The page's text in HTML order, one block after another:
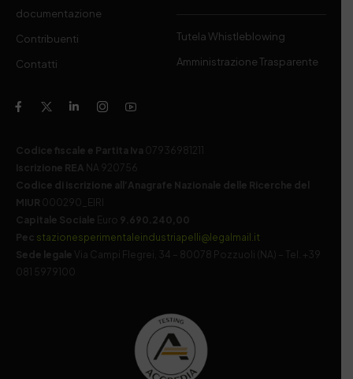
documentazione
Contribuenti
Contatti
Tutela Whistleblowing
Amministrazione Trasparente
Codice fiscale e Partita Iva 07936981211
Iscrizione REA NA 920756
Codice di iscrizione all’Anagrafe Nazionale delle Ricerche del
MIUR 000290_EIRI
Capitale Sociale Euro 9.690.240,00
Pec stazionesperimentaleindustriapelli@legalmail.it
Sede legale
Via Campi Flegrei, 34 – 80078 Pozzuoli (NA) – Tel. +39
081 5979100